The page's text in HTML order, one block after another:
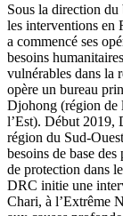
Sous la direction
les interventions
a commencé ses
besoins
vulnérables dans la
opère un bureau
Djohong (région de
l’Est). Début 2019,
région du Sud-
besoins de base
de protection dans
DRC initie une
Chari, à l’Extrême